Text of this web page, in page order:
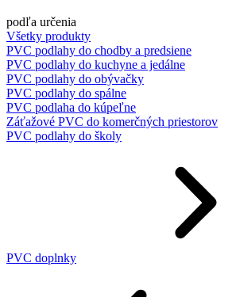
podľa určenia
Všetky produkty
PVC podlahy do chodby a predsiene
PVC podlahy do kuchyne a jedálne
PVC podlahy do obývačky
PVC podlahy do spálne
PVC podlaha do kúpeľne
Záťažové PVC do komerčných priestorov
PVC podlahy do školy
PVC doplnky